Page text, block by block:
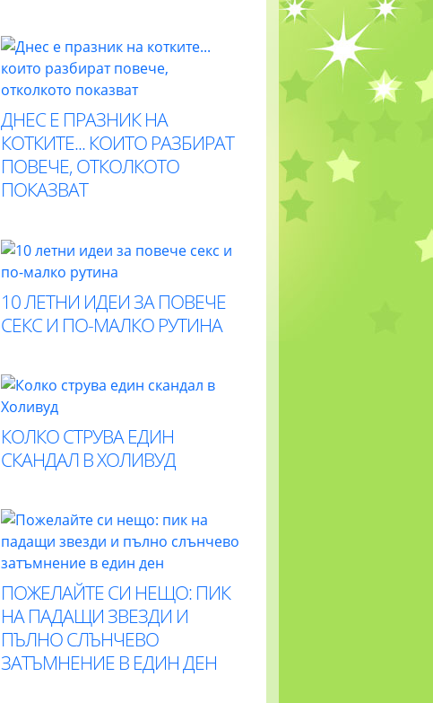
ДНЕС Е ПРАЗНИК НА
КОТКИТЕ... КОИТО РАЗБИРАТ
ПОВЕЧЕ, ОТКОЛКОТО
ПОКАЗВАТ
10 ЛЕТНИ ИДЕИ ЗА ПОВЕЧЕ
СЕКС И ПО-МАЛКО РУТИНА
КОЛКО СТРУВА ЕДИН
СКАНДАЛ В ХОЛИВУД
ПОЖЕЛАЙТЕ СИ НЕЩО: ПИК
НА ПАДАЩИ ЗВЕЗДИ И
ПЪЛНО СЛЪНЧЕВО
ЗАТЪМНЕНИЕ В ЕДИН ДЕН